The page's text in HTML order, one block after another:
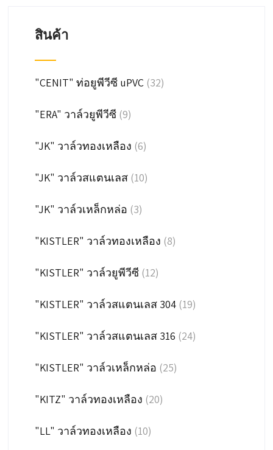
สินค้า
"CENIT" ท่อยูพีวีซี uPVC (32)
"ERA" วาล์วยูพีวีซี (9)
"JK" วาล์วทองเหลือง (6)
"JK" วาล์วสแตนเลส (10)
"JK" วาล์วเหล็กหล่อ (3)
"KISTLER" วาล์วทองเหลือง (8)
"KISTLER" วาล์วยูพีวีซี (12)
"KISTLER" วาล์วสแตนเลส 304 (19)
"KISTLER" วาล์วสแตนเลส 316 (24)
"KISTLER" วาล์วเหล็กหล่อ (25)
"KITZ" วาล์วทองเหลือง (20)
"LL" วาล์วทองเหลือง (10)